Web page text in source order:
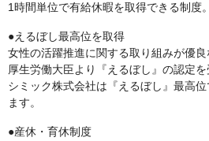
1時間単位で有給休暇を取得できる制度。
●えるぼし最高位を取得
女性の活躍推進に関する取り組みが優良
厚生労働大臣より『えるぼし』の認定を
シミック株式会社は『えるぼし』最高
ます。
●産休・育休制度